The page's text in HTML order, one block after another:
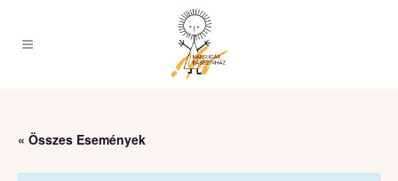
« Összes Események